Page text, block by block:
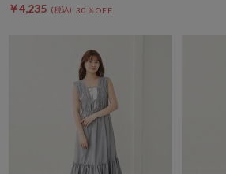
￥4,235 30％OFF